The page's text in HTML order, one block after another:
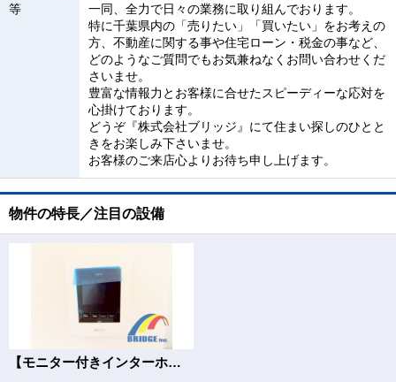
等
一同、全力で日々の業務に取り組んでおります。
特に千葉県内の「売りたい」「買いたい」をお考えの
方、不動産に関する事や住宅ローン・税金の事など、
どのようなご質問でもお気兼ねなくお問い合わせくだ
さいませ。
豊富な情報力とお客様に合せたスピーディーな応対を
心掛けております。
どうぞ『株式会社ブリッジ』にて住まい探しのひとと
きをお楽しみ下さいませ。
お客様のご来店心よりお待ち申し上げます。
物件の特長／注目の設備
【モニター付きインターホン】